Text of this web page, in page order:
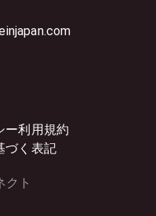
ー利用規約
づく表記
クト